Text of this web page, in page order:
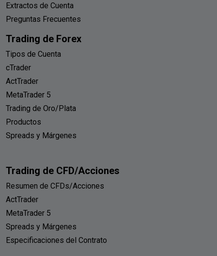
Extractos de Cuenta
Preguntas Frecuentes
Trading de Forex
Tipos de Cuenta
cTrader
ActTrader
MetaTrader 5
Trading de Oro/Plata
Productos
Spreads y Márgenes
Trading de CFD/Acciones
Resumen de CFDs/Acciones
ActTrader
MetaTrader 5
Spreads y Márgenes
Especificaciones del Contrato